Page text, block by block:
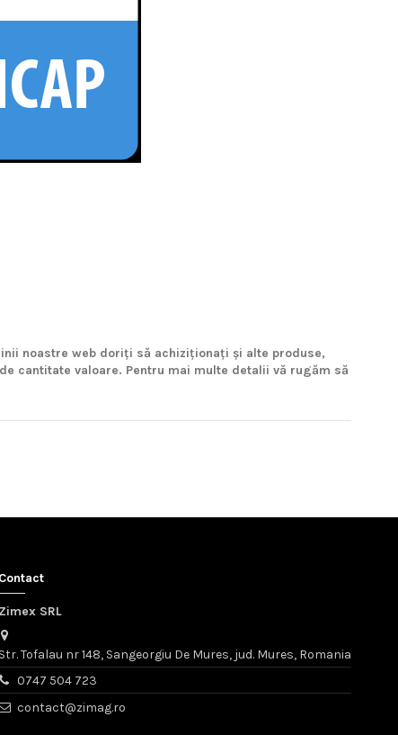
noastre web doriți să achiziționați și alte produse,
cantitate valoare. Pentru mai multe detalii vă rugăm să
Contact
Zimex SRL
Str. Tofalau nr 148, Sangeorgiu De Mures, jud. Mures, Romania
0747 504 723
contact@zimag.ro